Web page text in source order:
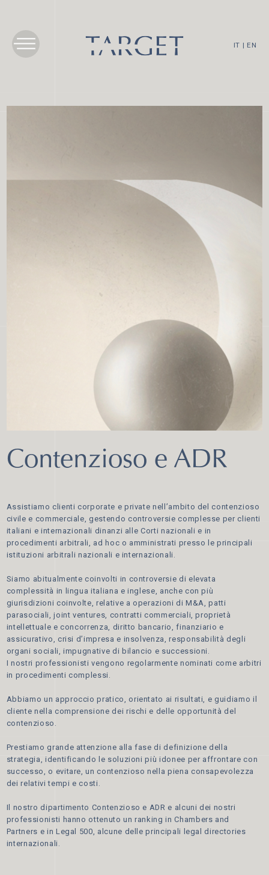
IT | EN
Contenzioso e ADR
Assistiamo clienti corporate e private nell’ambito del contenzioso
civile e commerciale, gestendo controversie complesse per clienti
italiani e internazionali dinanzi alle Corti nazionali e in
procedimenti arbitrali, ad hoc o amministrati presso le principali
istituzioni arbitrali nazionali e internazionali.
Siamo abitualmente coinvolti in controversie di elevata
complessità in lingua italiana e inglese, anche con più
giurisdizioni coinvolte, relative a operazioni di M&A, patti
parasociali, joint ventures, contratti commerciali, proprietà
intellettuale e concorrenza, diritto bancario, finanziario e
assicurativo, crisi d’impresa e insolvenza, responsabilità degli
organi sociali, impugnative di bilancio e successioni.
I nostri professionisti vengono regolarmente nominati come arbitri
in procedimenti complessi.
Abbiamo un approccio pratico, orientato ai risultati, e guidiamo il
cliente nella comprensione dei rischi e delle opportunità del
contenzioso.
Prestiamo grande attenzione alla fase di definizione della
strategia, identificando le soluzioni più idonee per affrontare con
successo, o evitare, un contenzioso nella piena consapevolezza
dei relativi tempi e costi.
Il nostro dipartimento Contenzioso e ADR e alcuni dei nostri
professionisti hanno ottenuto un ranking in Chambers and
Partners e in Legal 500, alcune delle principali legal directories
internazionali.